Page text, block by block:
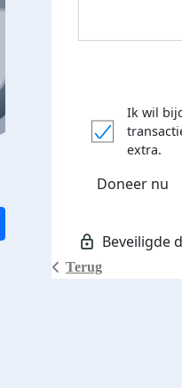
Terug
Ik wil
extra.
Doneer nu